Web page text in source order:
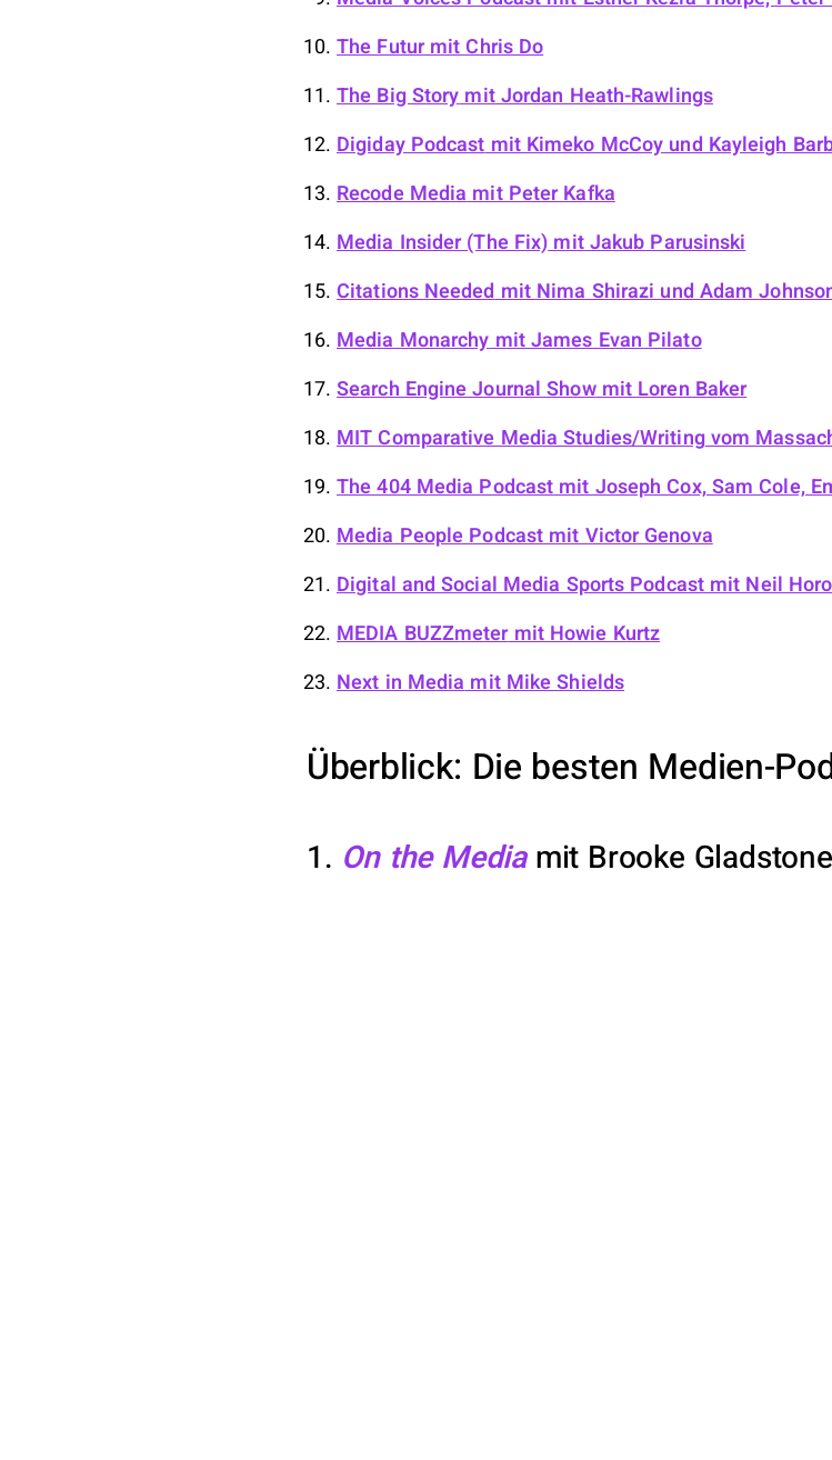
The Futurmit Chris Do
The Big Story mit Jordan Heath-Rawlings
Digiday Podcast mit Kimeko McCoy und Kayleigh
Recode Media mit Peter Kafka
Media Insider (The Fix) mit Jakub Parusinski
Citations Needed mit Nima Shirazi und Adam
Media Monarchy mit James Evan Pilato
Search Engine Journal Showmit Loren Baker
MIT Comparative Media Studies/Writingvom
The 404 Media Podcast mit Joseph Cox, Sam Cole,
Media People Podcast mit Victor Genova
Digital and Social Media Sports Podcastmit Neil
MEDIA BUZZmetermit Howie Kurtz
Next in Media mit Mike Shields
Überblick: Die besten Medien-
1. On the Mediamit Brooke Gladstone